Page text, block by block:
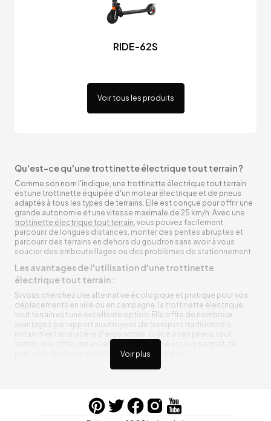
RIDE-62S
Voir tous les produits
Voir plus
Qu'est-ce qu'une trottinette électrique tout terrain ?
Comme son nom l'indique, une trottinette électrique tout terrain
est une trottinette équipée d'un moteur électrique et de pneus
adaptés à tous les types de terrains. Elle est conçue pour offrir une
grande autonomie et une vitesse maximale de 25 km/h. Avec une
trottinette électrique tout terrain, vous pouvez facilement
parcourir de longues distances, monter des pentes abruptes et
parcourir des terrains en dehors du goudron sans avoir à vous
soucier des embouteillages ou des problèmes de stationnement.
Les avantages de l'utilisation d'une trottinette
électrique tout terrain :
Si vous cherchez une alternative écologique et pratique pour vos
déplacements en ville ou en campagne, la trottinette électrique
tout terrain est une excellente option. Elle offre de nombreux
avantages par rapport aux moyens de transport traditionnels,
notamment en matière d'ergonomie. Grâce à ses pneus tout
terrain, elle offre une excellente adhérence et vous permet de
parcourir simplement toutes sortes de terrains.
Trottinette électrique tout terrain ergonomique
entre vos trajets, vous n’aurez pas à vous soucier de l’état de sa
batterie. De plus, elle est équipée de pneus résistants qui peuvent